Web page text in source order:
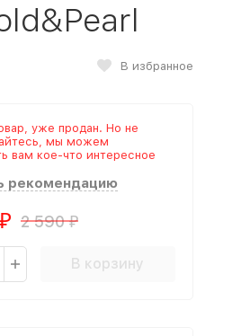
В избранное
уже продан. Но не
мы можем
вам кое-что интересное
рекомендацию
₽ 2 590₽
В корзину